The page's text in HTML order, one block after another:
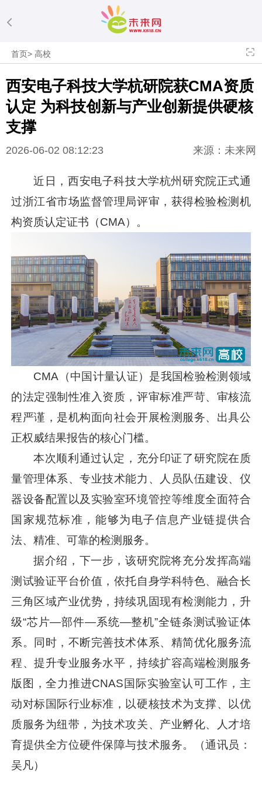
首页>高校
西安电子科技大学杭研院获CMA资质
认定 为科技创新与产业创新提供硬核
支撑
2026-06-02 08:12:23 来源：未来网
近日，西安电子科技大学杭州研究院正式通
过浙江省市场监督管理局评审，获得检验检测机
构资质认定证书（CMA）。
CMA（中国计量认证）是我国检验检测领域
的法定强制性准入资质，评审标准严苛、审核流
程严谨，是机构面向社会开展检测服务、出具公
正权威结果报告的核心门槛。
本次顺利通过认定，充分印证了研究院在质
量管理体系、专业技术能力、人员队伍建设、仪
器设备配置以及实验室环境管控等维度全面符合
国家规范标准，能够为电子信息产业链提供合
法、精准、可靠的检测服务。
据介绍，下一步，该研究院将充分发挥高端
测试验证平台价值，依托自身学科特色、融合长
三角区域产业优势，持续巩固现有检测能力，升
级“芯片—部件—系统—整机”全链条测试验证体
系。同时，不断完善技术体系、精简优化服务流
程、提升专业服务水平，持续扩容高端检测服务
版图，全力推进CNAS国际实验室认可工作，主
动对标国际行业标准，以硬核技术为支撑、以优
质服务为纽带，为技术攻关、产业孵化、人才培
育提供全方位硬件保障与技术服务。（通讯员：
吴凡）